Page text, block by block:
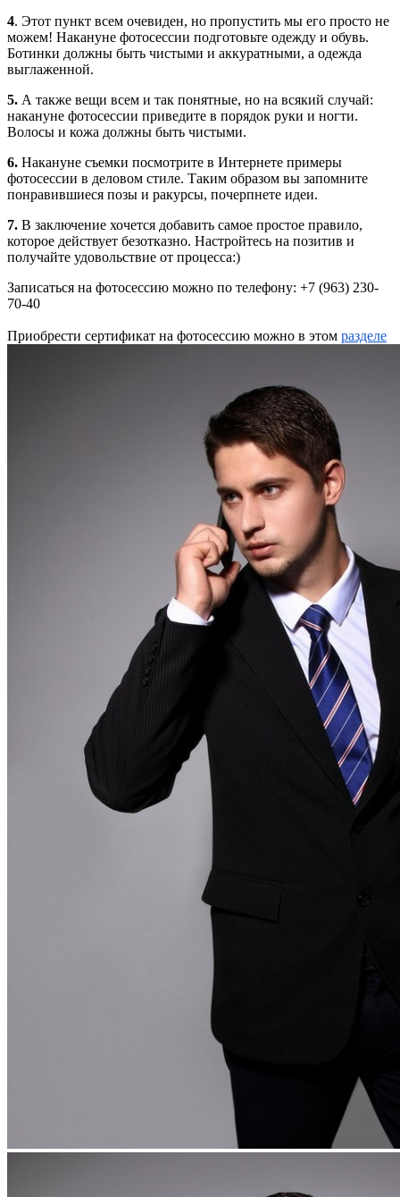
4. Этот пункт всем очевиден, но пропустить мы его просто не
можем! Накануне фотосессии подготовьте одежду и обувь.
Ботинки должны быть чистыми и аккуратными, а одежда
выглаженной.
5. А также вещи всем и так понятные, но на всякий случай:
накануне фотосессии приведите в порядок руки и ногти.
Волосы и кожа должны быть чистыми.
6. Накануне съемки посмотрите в Интернете примеры
фотосессии в деловом стиле. Таким образом вы запомните
понравившиеся позы и ракурсы, почерпнете идеи.
7. В заключение хочется добавить самое простое правило,
которое действует безотказно. Настройтесь на позитив и
получайте удовольствие от процесса:)
Записаться на фотосессию можно по телефону: +7 (963) 230-
70-40
Приобрести сертификат на фотосессию можно в этом разделе